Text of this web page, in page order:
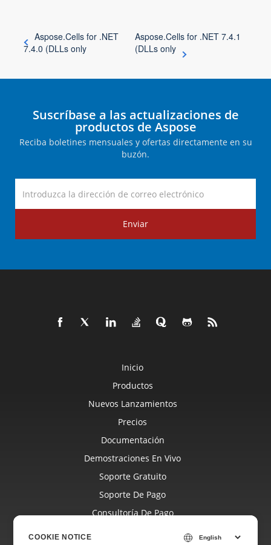
Aspose.Cells for .NET
7.4.0 (DLLs only
Aspose.Cells for .NET 7.4.1
(DLLs only
Suscríbase a las actualizaciones de
productos de Aspose
Reciba boletines mensuales y ofertas directamente en su
buzón.
Enviar
Inicio
Productos
Nuevos Lanzamientos
Precios
Documentación
Demostraciones En Vivo
Soporte Gratuito
Soporte De Pago
Consultoría De Pago
COOKIE NOTICE